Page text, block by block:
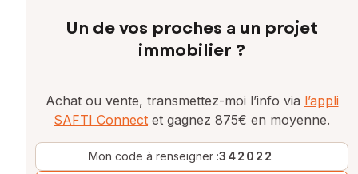
Un de vos proches a un projet
immobilier ?
Achat ou vente, transmettez-moi l’info via l’appli
SAFTI Connect et gagnez 875€ en moyenne.
Mon code à renseigner :342022